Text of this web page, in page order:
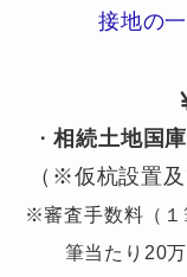
接地の
・相続土地国
（※仮杭設置
※審査手数料（１
筆当たり20